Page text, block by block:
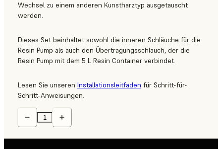
Wechsel zu einem anderen Kunstharztyp ausgetauscht
werden.
Dieses Set beinhaltet sowohl die inneren Schläuche für die
Resin Pump als auch den Übertragungsschlauch, der die
Resin Pump mit dem 5 L Resin Container verbindet.
Lesen Sie unseren Installationsleitfaden für Schritt-für-
Schritt-Anweisungen.